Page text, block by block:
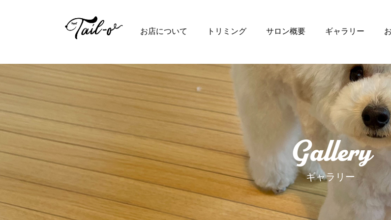
お店について トリミング サロン概要 ギャラリー
Gallery
ギャラリー